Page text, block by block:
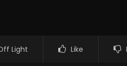
Light Like